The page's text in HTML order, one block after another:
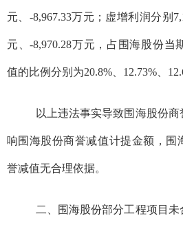
元、-8,967.33万元；虚增利润分别
元、-8,970.28万元，占围海股份当
值的比例分别为20.8%、12.73%、
以上违法事实导致围海股份商
响围海股份商誉减值计提金额， 围
誉减值无合理依据。
二、 围海股份部分工程项目未